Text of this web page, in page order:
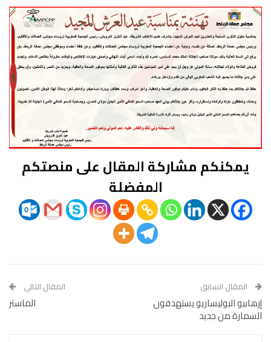
يمكنكم مشاركة المقال على منصتكم
المفضلة
المقال السابق
إرهابيو البوليساريو يستهدفون
السمارة من جديد
المقال التالي
الماستر